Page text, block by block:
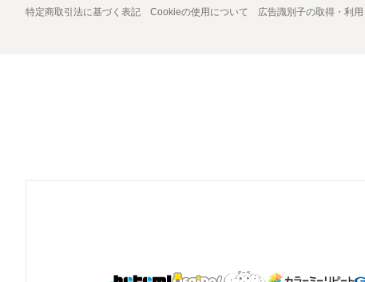
特定商取引法に基づく表記 Cookieの使用について 広告識別子の取得・利用